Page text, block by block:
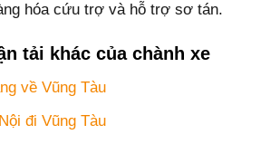
hóa cứu trợ và hỗ trợ sơ tán.
tải khác của chành xe
về Vũng Tàu
đi Vũng Tàu